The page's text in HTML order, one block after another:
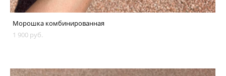
Морошка комбинированная
1 900 pуб.